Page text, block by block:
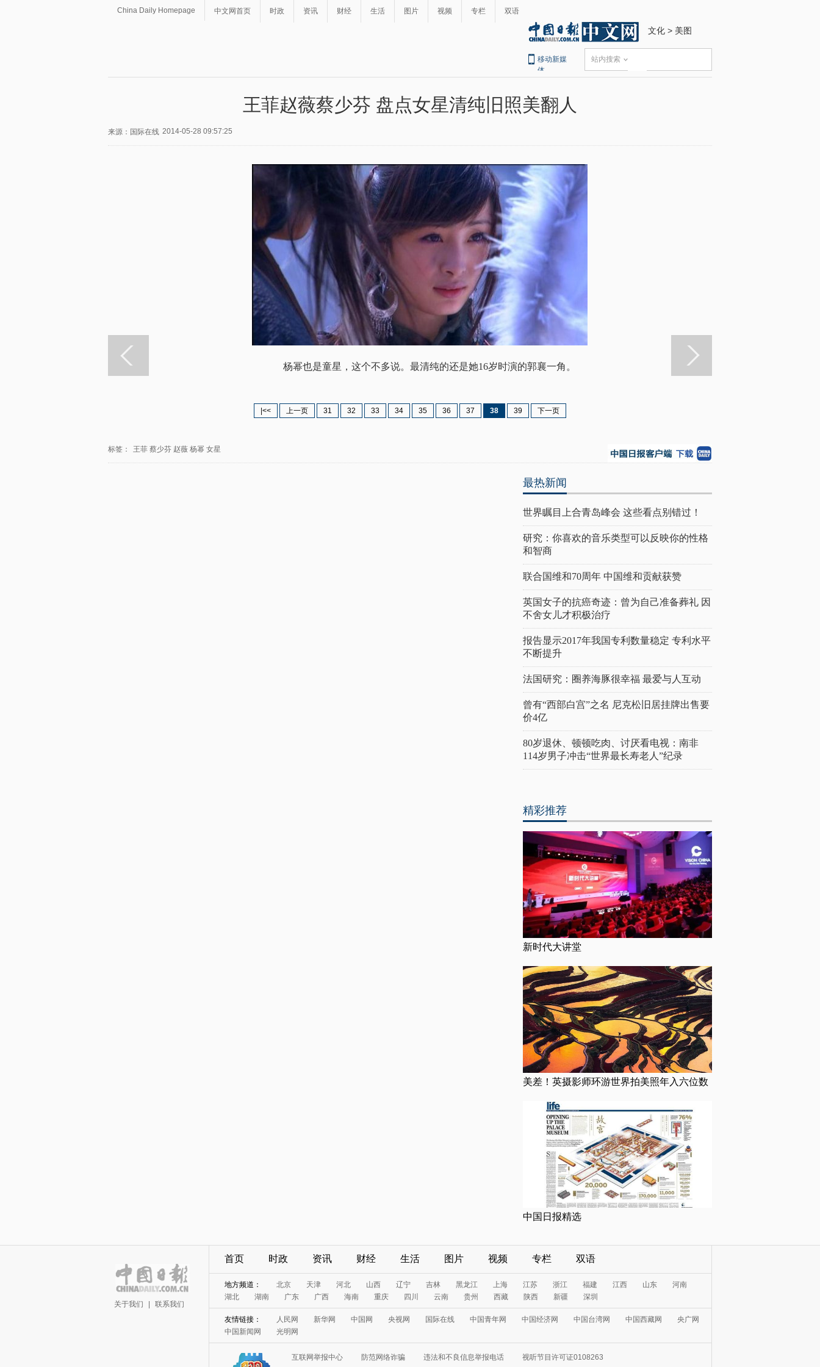
China Daily Homepage 中文网首页 时政 资讯 财经 生活 图片 视频 专栏 双语
文化 > 美图
移动新媒
体
站内搜索
王菲赵薇蔡少芬 盘点女星清纯旧照美翻人
来源：国际在线 2014-05-28 09:57:25
杨幂也是童星，这个不多说。最清纯的还是她16岁时演的郭襄一角。
|<< 上一页 31 32 33 34 35 36 37 38 39 下一页
标签： 王菲 蔡少芬 赵薇 杨幂 女星
最热新闻
世界瞩目上合青岛峰会 这些看点别错过！
研究：你喜欢的音乐类型可以反映你的性格
和智商
联合国维和70周年 中国维和贡献获赞
英国女子的抗癌奇迹：曾为自己准备葬礼 因
不舍女儿才积极治疗
报告显示2017年我国专利数量稳定 专利水平
不断提升
法国研究：圈养海豚很幸福 最爱与人互动
曾有“西部白宫”之名 尼克松旧居挂牌出售要
价4亿
80岁退休、顿顿吃肉、讨厌看电视：南非
114岁男子冲击“世界最长寿老人”纪录
精彩推荐
新时代大讲堂
美差！英摄影师环游世界拍美照年入六位数
中国日报精选
关于我们 联系我们
首页 时政 资讯 财经 生活 图片 视频 专栏 双语
地方频道： 北京 天津 河北 山西 辽宁 吉林 黑龙江 上海 江苏 浙江 福建 江西 山东
河南
湖北
湖南 广东 广西 海南 重庆 四川 云南 贵州 西藏 陕西 新疆 深圳
友情链接： 人民网 新华网 中国网 央视网 国际在线 中国青年网 中国经济网 中国台湾网 中国西藏网
央广网
中国新闻网
光明网
互联网举报中心 防范网络诈骗 违法和不良信息举报电话 视听节目许可证0108263